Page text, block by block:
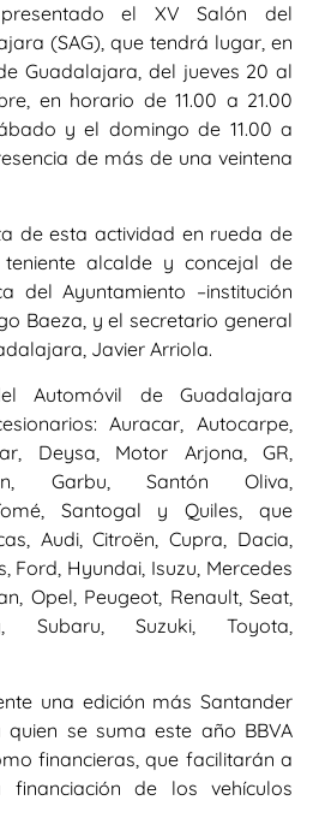
el XV Salón del
(SAG), que tendrá lugar, en
Guadalajara, del jueves 20 al
en horario de 11.00 a 21.00
y el domingo de 11.00 a
de más de una veintena
de esta actividad en rueda de
alcalde y concejal de
del Ayuntamiento –institución
Baeza, y el secretario general
Javier Arriola.
Automóvil de Guadalajara
Auracar, Autocarpe,
Deysa, Motor Arjona, GR,
Garbu, Santón Oliva,
Santogal y Quiles, que
Audi, Citroën, Cupra, Dacia,
Ford, Hyundai, Isuzu, Mercedes
Opel, Peugeot, Renault, Seat,
Subaru, Suzuki, Toyota,
una edición más Santander
quien se suma este año BBVA
financieras, que facilitarán a
de los vehículos